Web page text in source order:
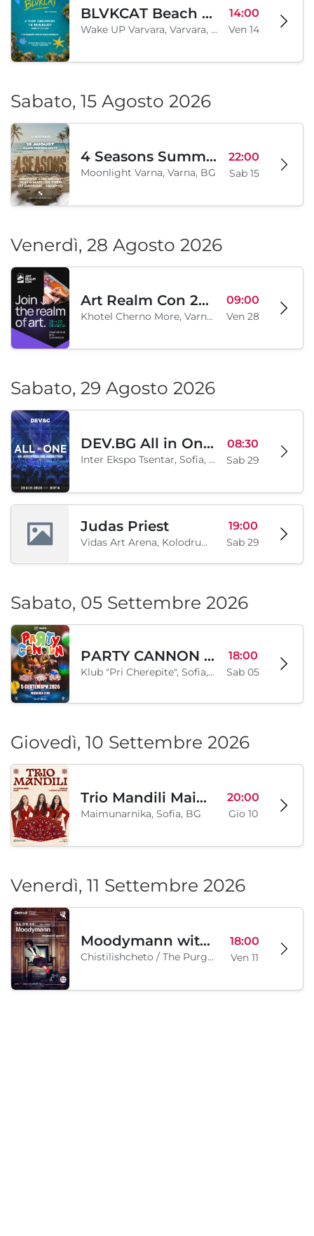
BLVKCAT Beach Festival 2026, Wake up Varvara
Wake UP Varvara, Varvara, BG
14:00
Ven 14
Sabato, 15 Agosto 2026
4 Seasons Summer Edition
Moonlight Varna, Varna, BG
22:00
Sab 15
Venerdì, 28 Agosto 2026
Art Realm Con 2026
Khotel Cherno More, Varna, BG
09:00
Ven 28
Sabato, 29 Agosto 2026
DEV.BG All in One 2026
Inter Ekspo Tsentar, Sofia, BG
08:30
Sab 29
Judas Priest
Vidas Art Arena, Kolodrum, Borisova gradina, Sofia, BG
19:00
Sab 29
Sabato, 05 Settembre 2026
PARTY CANNON live in Sofia
Klub "Pri Cherepite", Sofia, BG
18:00
Sab 05
Giovedì, 10 Settembre 2026
Trio Mandili Maimunarnika- Sofia
Maimunarnika, Sofia, BG
20:00
Gio 10
Venerdì, 11 Settembre 2026
Moodymann with special guests
Chistilishcheto / The Purgatory, Sofia, BG
18:00
Ven 11